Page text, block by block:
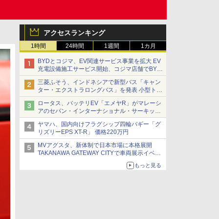
アクセスランキング
1時間 24時間 1週間 1カ月
BYDとコジマ、EV関連サービス事業を拡大 EV
充電設備施工サービス開始、コジマ店舗でBYD
車の展示・試乗イベントを強化
三菱ふそう、インドネシアで新型バス「キャン
ター・エクストラロングバス」を発表 小型トラ
ックベースの観光・旅客輸送向けバス
ロータス、バッテリEV「エメヤR」がマレーシ
アのセパン・インターナショナル・サーキット
のBEV最速タイムを樹立
ヤマハ、国内向けフラグシップ四輪バギー「グ
リズリーEPS XT-R」 価格220万円
MVアグスタ、新体制で日本市場に本格展開
TAKANAWA GATEWAY CITYで車両展示イベン
もっと見る